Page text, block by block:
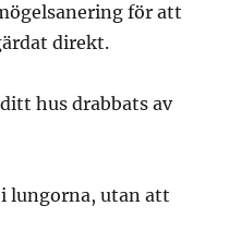
för att
direkt.
hus drabbats av
lungorna, utan att